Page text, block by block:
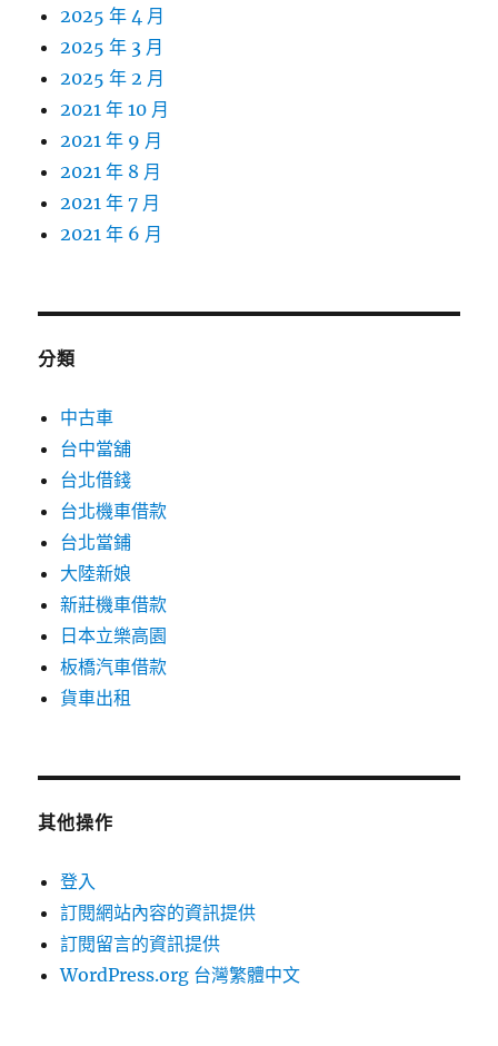
2025 年 4 月
2025 年 3 月
2025 年 2 月
2021 年 10 月
2021 年 9 月
2021 年 8 月
2021 年 7 月
2021 年 6 月
分類
中古車
台中當舖
台北借錢
台北機車借款
台北當鋪
大陸新娘
新莊機車借款
日本立樂高園
板橋汽車借款
貨車出租
其他操作
登入
訂閱網站內容的資訊提供
訂閱留言的資訊提供
WordPress.org 台灣繁體中文